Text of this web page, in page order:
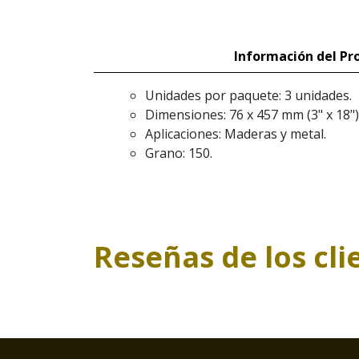
Información del
Unidades por paquete: 3 unidades.
Dimensiones: 76 x 457 mm (3" x
Aplicaciones: Maderas y metal.
Grano: 150.
Reseñas de los